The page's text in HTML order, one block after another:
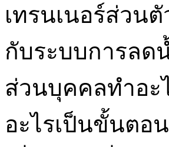
เทรนเนอร์ส่วน
กับระบบการลด
ส่วนบุคคลทำอะ
อะไรเป็นขั้นตอ